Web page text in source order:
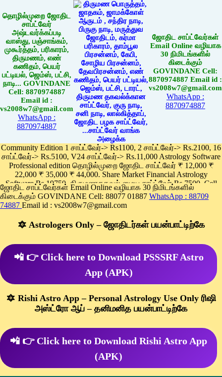
தொழில்முறை ஜோதிட
சாப்ட்வேர்
அஷ்டவர்க்கப்படி
வாஸ்து, பஞ்சாங்கம்,
முகூர்த்தம், பரிகாரம்,
திருமணம், எண்
கணிதம், பெயர்
பட்டியல், ஜெம்ஸ், பட்சி,
நாடி... GOVINDANE
Cell: 8870974887
Email id :
vs2008w7@gmail.com
WhatsApp :
8870974887
ஜோதிட சாப்ட்வேர்கள்
Email Online வழியாக
30 நிமிடங்களில்
கிடைக்கும்
GOVINDANE Cell:
8870974887 Email id :
vs2008w7@gmail.com
WhatsApp :
8870974887
Community Edition 1 சாப்ட்வேர்-> Rs1100, 2 சாப்ட்வேர்-> Rs.2100, 16
சாப்ட்வேர்-> Rs.5100, V24 சாப்ட்வேர்-> Rs.11,000 Astrology Software
Professional edition தொழில்முறை ஜோதிட சாப்ட்வேர் ₹ 12,000 ₹
22,000 ₹ 35,000 ₹ 44,000. Share Market Financial Astrology
Software Rs.19750, திருமணதகவல் மைய சாப்ட்வேர் Rs.7500, Cell
Phone App Rs. 1100
Pay online
ஜோதிட சாப்ட்வேர்கள் Email Online வழியாக 30 நிமிடங்களில்
கிடைக்கும் GOVINDANE Cell: 88077 01887 WhatsApp : 88709
74887 Email id : vs2008w7@gmail.com
🔯 Astrologers Only – ஜோதிடர்கள் பயன்பாட்டிற்கே
📲 👉 Click here to Download PSSSRF Astro
App (APK)
🔯 Rishi Astro App – Personal Astrology Use Only ரிஷி
அஸ்ட்ரோ ஆப் – தனிமனித பயன்பாட்டிற்கே
📲 👉 Click here to Download Rishi Astro App
(APK)